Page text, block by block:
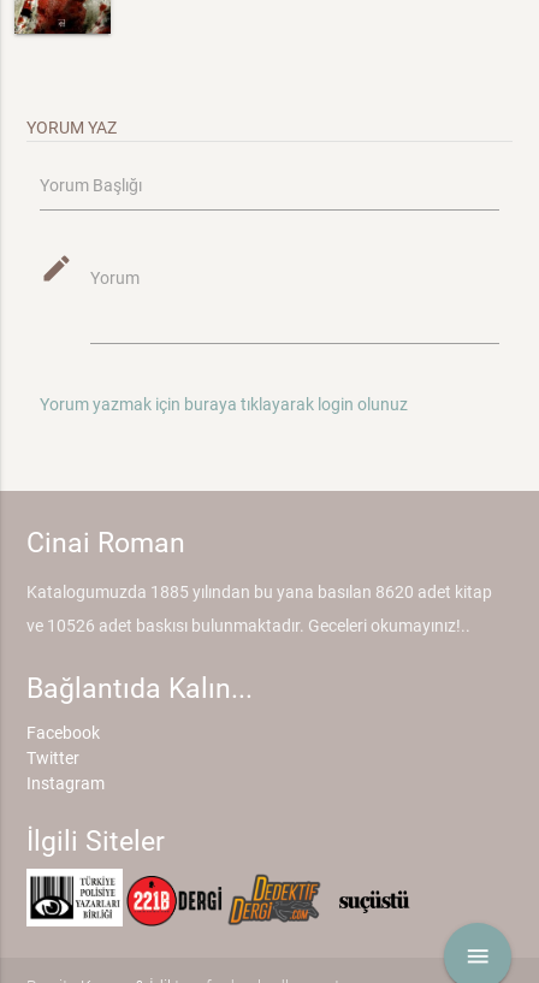
menu
YORUM YAZ
Yorum Başlığı
mode_edit Yorum
Yorum yazmak için buraya tıklayarak login olunuz
Cinai Roman
Katalogumuzda 1885 yılından bu yana basılan 8620 adet kitap
ve 10526 adet baskısı bulunmaktadır. Geceleri okumayınız!..
Bağlantıda Kalın...
Facebook
Twitter
Instagram
İlgili Siteler